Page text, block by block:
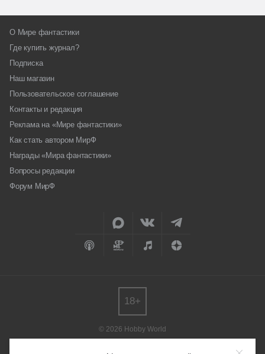
О Мире фантастики
Где купить журнал?
Подписка
Наш магазин
Пользовательское соглашение
Контакты и редакция
Реклама на «Мире фантастики»
Как стать автором МирФ
Награды «Мира фантастики»
Вопросы редакции
Форум МирФ
© 2026 Hobby World
18+